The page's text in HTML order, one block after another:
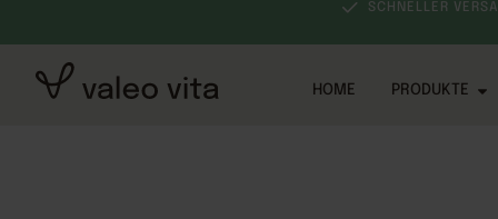
SCHNELLER
HOME PRODUKTE